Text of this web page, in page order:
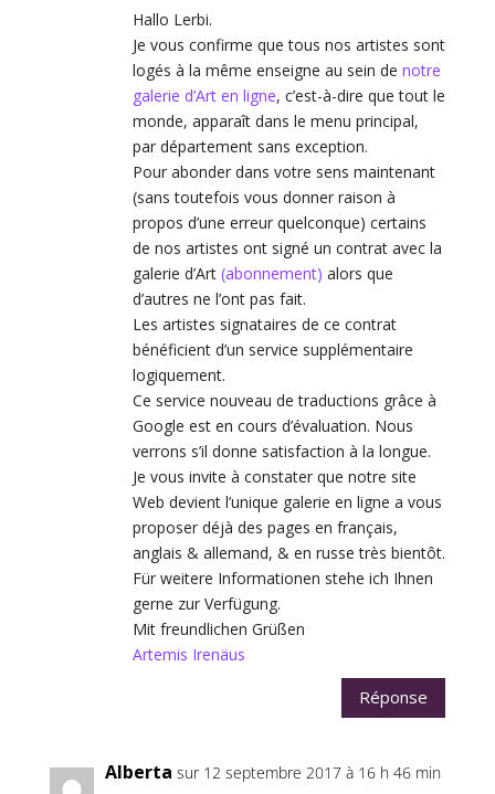
Hallo Lerbi.
Je vous confirme que tous nos artistes sont
logés à la même enseigne au sein de notre
galerie d’Art en ligne, c’est-à-dire que tout le
monde, apparaît dans le menu principal,
par département sans exception.
Pour abonder dans votre sens maintenant
(sans toutefois vous donner raison à
propos d’une erreur quelconque) certains
de nos artistes ont signé un contrat avec la
galerie d’Art (abonnement) alors que
d’autres ne l’ont pas fait.
Les artistes signataires de ce contrat
bénéficient d’un service supplémentaire
logiquement.
Ce service nouveau de traductions grâce à
Google est en cours d’évaluation. Nous
verrons s’il donne satisfaction à la longue.
Je vous invite à constater que notre site
Web devient l’unique galerie en ligne a vous
proposer déjà des pages en français,
anglais & allemand, & en russe très bientôt.
Für weitere Informationen stehe ich Ihnen
gerne zur Verfügung.
Mit freundlichen Grüßen
Artemis Irenäus
Réponse
Alberta sur 12 septembre 2017 à 16 h 46 min